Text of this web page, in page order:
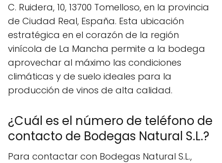
C. Ruidera, 10, 13700 Tomelloso, en la provincia
de Ciudad Real, España. Esta ubicación
estratégica en el corazón de la región
vinícola de La Mancha permite a la bodega
aprovechar al máximo las condiciones
climáticas y de suelo ideales para la
producción de vinos de alta calidad.
¿Cuál es el número de teléfono de
contacto de Bodegas Natural S.L.?
Para contactar con Bodegas Natural S.L.,